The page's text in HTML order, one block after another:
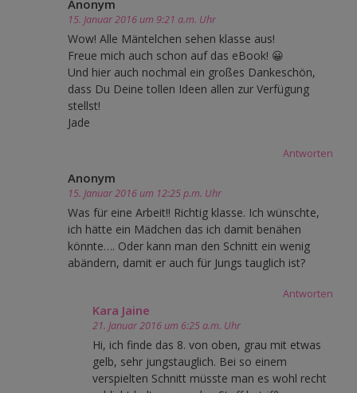
Anonym
15. Januar 2016 um 9:21 a.m. Uhr
Wow! Alle Mäntelchen sehen klasse aus!
Freue mich auch schon auf das eBook! 😀
Und hier auch nochmal ein großes Dankeschön,
dass Du Deine tollen Ideen allen zur Verfügung
stellst!
Jade
Antworten
Anonym
15. Januar 2016 um 12:25 p.m. Uhr
Was für eine Arbeit!! Richtig klasse. Ich wünschte,
ich hätte ein Mädchen das ich damit benähen
könnte…. Oder kann man den Schnitt ein wenig
abändern, damit er auch für Jungs tauglich ist?
Antworten
Kara Jaine
21. Januar 2016 um 6:25 a.m. Uhr
Hi, ich finde das 8. von oben, grau mit etwas
gelb, sehr jungstauglich. Bei so einem
verspielten Schnitt müsste man es wohl recht